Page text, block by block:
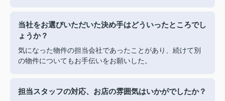
当社をお選びいただいた決め手はどういったところでし
ょうか？
気になった物件の担当会社であったことがあり、続けて別
の物件についてもお手伝いをお願いした。
担当スタッフの対応、お店の雰囲気はいかがでしたか？